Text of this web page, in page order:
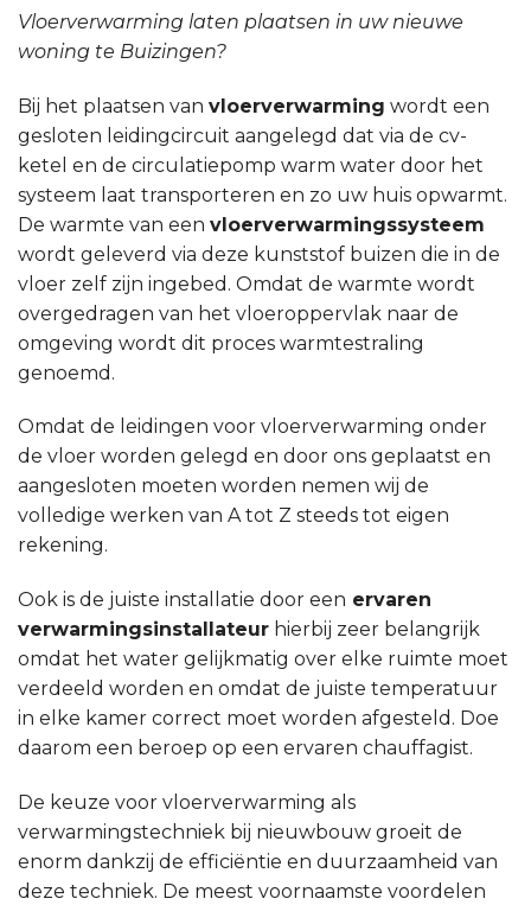
Vloerverwarming laten plaatsen in uw nieuwe
woning te Buizingen?
Bij het plaatsen van vloerverwarming wordt een
gesloten leidingcircuit aangelegd dat via de cv-
ketel en de circulatiepomp warm water door het
systeem laat transporteren en zo uw huis opwarmt.
De warmte van een vloerverwarmingssysteem
wordt geleverd via deze kunststof buizen die in de
vloer zelf zijn ingebed. Omdat de warmte wordt
overgedragen van het vloeroppervlak naar de
omgeving wordt dit proces warmtestraling
genoemd.
Omdat de leidingen voor vloerverwarming onder
de vloer worden gelegd en door ons geplaatst en
aangesloten moeten worden nemen wij de
volledige werken van A tot Z steeds tot eigen
rekening.
Ook is de juiste installatie door een ervaren
verwarmingsinstallateur hierbij zeer belangrijk
omdat het water gelijkmatig over elke ruimte moet
verdeeld worden en omdat de juiste temperatuur
in elke kamer correct moet worden afgesteld. Doe
daarom een beroep op een ervaren chauffagist.
De keuze voor vloerverwarming als
verwarmingstechniek bij nieuwbouw groeit de
enorm dankzij de efficiëntie en duurzaamheid van
deze techniek. De meest voornaamste voordelen